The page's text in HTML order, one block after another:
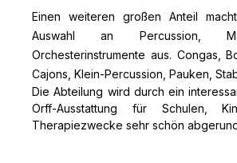
Einen weiteren großen Anteil
Auswahl an Percussion,
Orchesterinstrumente aus. Congas,
Cajons, Klein-Percussion, Pauken,
Die Abteilung wird durch ein
Orff-Ausstattung für Schulen,
Therapiezwecke sehr schön